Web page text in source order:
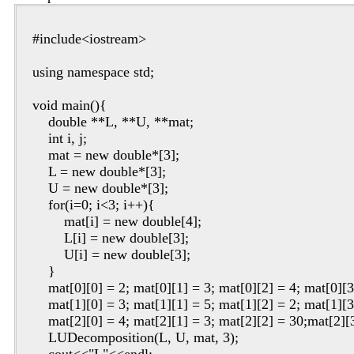
#include<iostream>
using namespace std;
void main(){
double **L, **U, **mat;
int i, j;
mat = new double*[3];
L = new double*[3];
U = new double*[3];
for(i=0; i<3; i++){
mat[i] = new double[4];
L[i] = new double[3];
U[i] = new double[3];
}
mat[0][0] = 2; mat[0][1] = 3; mat[0][2] = 4;
mat[1][0] = 3; mat[1][1] = 5; mat[1][2] = 2;
mat[2][0] = 4; mat[2][1] = 3; mat[2][2] =
LUDecomposition(L, U, mat, 3);